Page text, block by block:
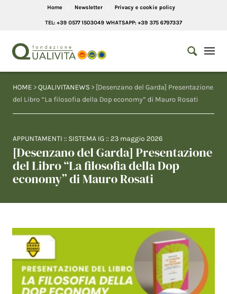
Home Newsletter Privacy e cookie policy
TEL: +39 0577 1503049 WHATSAPP: +39 375 6797337
HOME >QUALIVITANEWS > [Desenzano del Garda] Presentazione
del Libro “La filosofia della Dop economy” di Mauro Rosati
APPUNTAMENTI :: SISTEMA IG :: 23 maggio 2026
[Desenzano del Garda] Presentazione
del Libro “La filosofia della Dop
economy” di Mauro Rosati